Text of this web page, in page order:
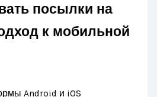
посылки на
к мобильной
Android и iOS